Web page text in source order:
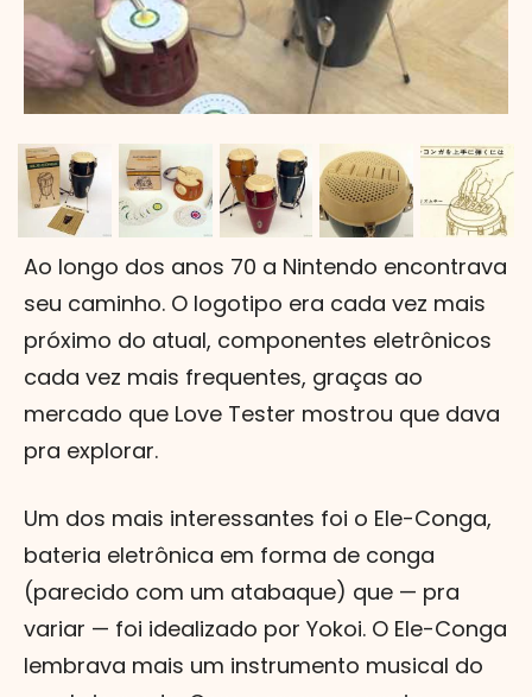
Ao longo dos anos 70 a Nintendo encontrava
seu caminho. O logotipo era cada vez mais
próximo do atual, componentes eletrônicos
cada vez mais frequentes, graças ao
mercado que Love Tester mostrou que dava
pra explorar.
Um dos mais interessantes foi o Ele-Conga,
bateria eletrônica em forma de conga
(parecido com um atabaque) que — pra
variar — foi idealizado por Yokoi. O Ele-Conga
lembrava mais um instrumento musical do